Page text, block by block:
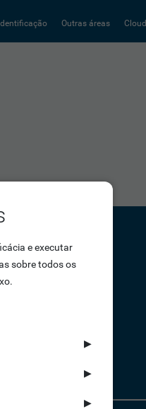
Identificação Outras áreas Cloud
e executar
sobre todos os
▶
▶
▶